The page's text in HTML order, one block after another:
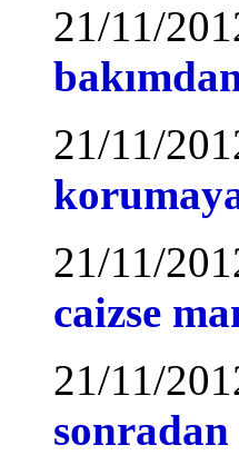
21/11/
21/11/
21/11/
caizse
21/11/